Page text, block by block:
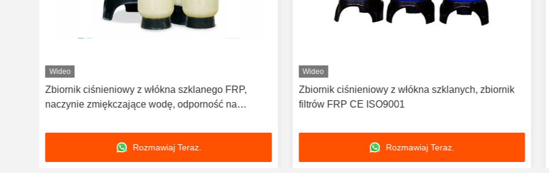
Wideo
Zbiornik ciśnieniowy z włókna szklanego FRP,
naczynie zmiękczające wodę, odporność na
Rozmawiaj Teraz.
Wideo
Zbiornik ciśnieniowy z włókna szklanych, zbiornik
filtrów FRP CE ISO9001
Rozmawiaj Teraz.